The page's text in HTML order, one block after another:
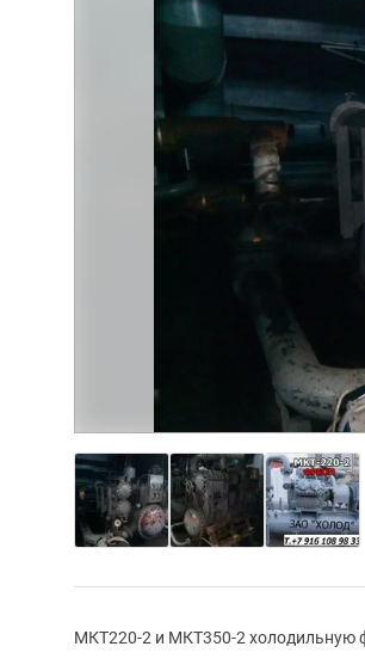
МКТ220-2 и МКТ350-2 холодильную